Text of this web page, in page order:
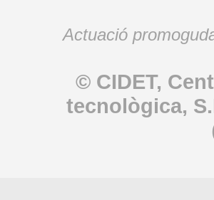
Actuació
© CIDET,
tecnològica,